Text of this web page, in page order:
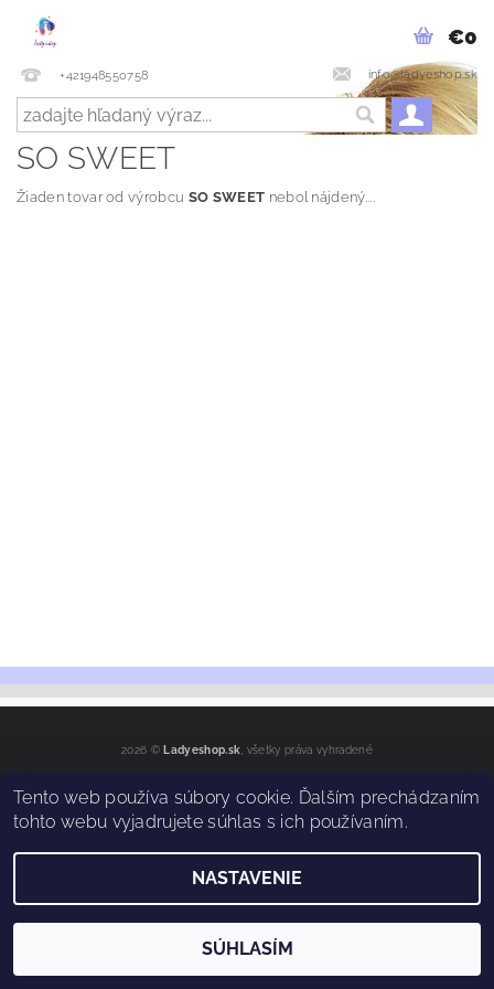
+421948550758 info@ladyeshop.sk
€0
SO SWEET
Žiaden tovar od výrobcu SO SWEET nebol nájdený....
2026 © Ladyeshop.sk , všetky práva vyhradené
Vytvoril Shoptet
Tento web používa súbory cookie. Ďalším prechádzaním
tohto webu vyjadrujete súhlas s ich používaním.
NASTAVENIE
SÚHLASÍM